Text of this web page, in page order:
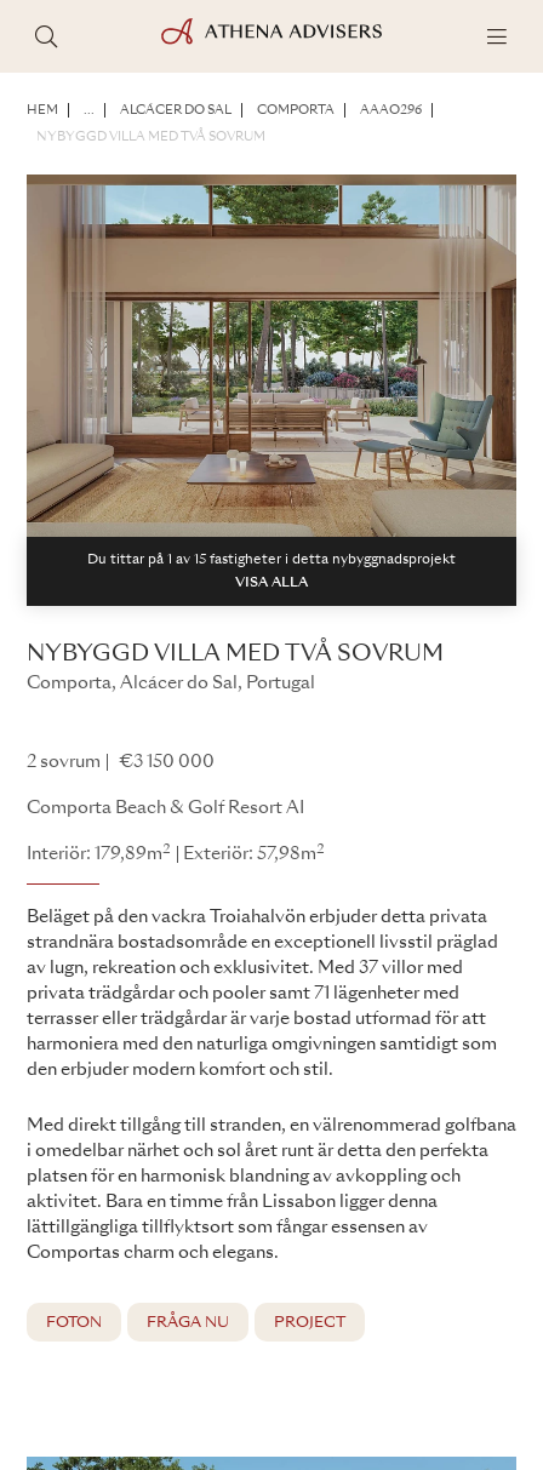
HEM ... ALCÁCER DO SAL COMPORTA AAAO296
NYBYGGD VILLA MED TVÅ SOVRUM
Du tittar på 1 av 15 fastigheter i detta nybyggnadsprojekt
VISA ALLA
NYBYGGD VILLA MED TVÅ SOVRUM
Comporta, Alcácer do Sal, Portugal
2 sovrum €3 150 000
Comporta Beach & Golf Resort AI
Interiör: 179,89m2 Exteriör: 57,98m2
Beläget på den vackra Troiahalvön erbjuder detta privata
strandnära bostadsområde en exceptionell livsstil präglad
av lugn, rekreation och exklusivitet. Med 37 villor med
privata trädgårdar och pooler samt 71 lägenheter med
terrasser eller trädgårdar är varje bostad utformad för att
harmoniera med den naturliga omgivningen samtidigt som
den erbjuder modern komfort och stil.
Med direkt tillgång till stranden, en välrenommerad golfbana
i omedelbar närhet och sol året runt är detta den perfekta
platsen för en harmonisk blandning av avkoppling och
aktivitet. Bara en timme från Lissabon ligger denna
lättillgängliga tillflyktsort som fångar essensen av
Comportas charm och elegans.
FOTON FRÅGA NU PROJECT